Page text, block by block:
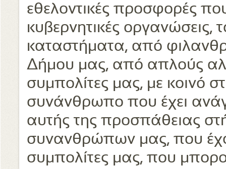
εθελοντικές προσφορές
κυβερνητικές οργανώσεις,
καταστήματα, από
Δήμου μας, από απλούς
συμπολίτες μας, με κοινό
συνάνθρωπο που έχει
αυτής της προσπάθειας
συνανθρώπων μας, που
συμπολίτες μας, που